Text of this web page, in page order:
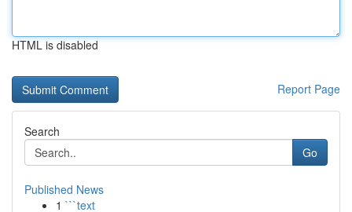
HTML is disabled
Report Page
Search
Go
Published News
1 ```text